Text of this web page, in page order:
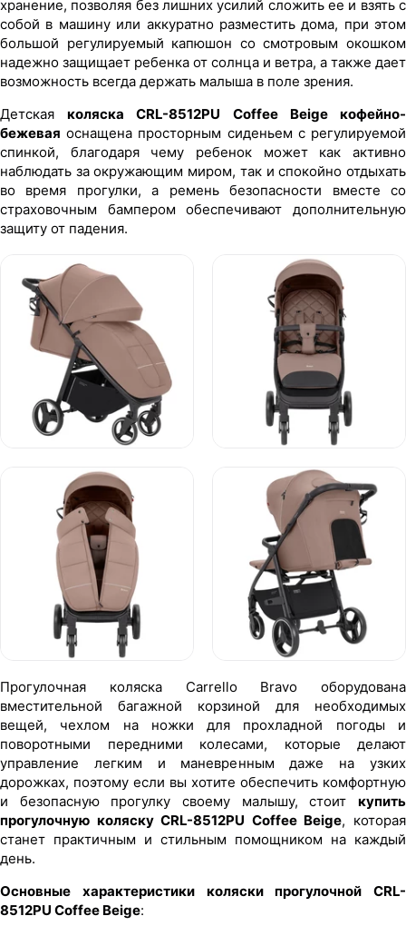
хранение, позволяя без лишних усилий сложить ее и взять с
собой в машину или аккуратно разместить дома, при этом
большой регулируемый капюшон со смотровым окошком
надежно защищает ребенка от солнца и ветра, а также дает
возможность всегда держать малыша в поле зрения.
Детскаяколяска CRL-8512PU Coffee Beige кофейно-
бежевая оснащена просторным сиденьем с регулируемой
спинкой, благодаря чему ребенок может как активно
наблюдать за окружающим миром, так и спокойно отдыхать
во время прогулки, а ремень безопасности вместе со
страховочным бампером обеспечивают дополнительную
защиту от падения.
Прогулочная коляска Carrello Bravo оборудована
вместительной багажной корзиной для необходимых
вещей, чехлом на ножки для прохладной погоды и
поворотными передними колесами, которые делают
управление легким и маневренным даже на узких
дорожках, поэтому если вы хотите обеспечить комфортную
и безопасную прогулку своему малышу, стоит купить
прогулочную коляску CRL-8512PU Coffee Beige, которая
станет практичным и стильным помощником на каждый
день.
Основные характеристики коляски прогулочной CRL-
8512PU Coffee Beige: